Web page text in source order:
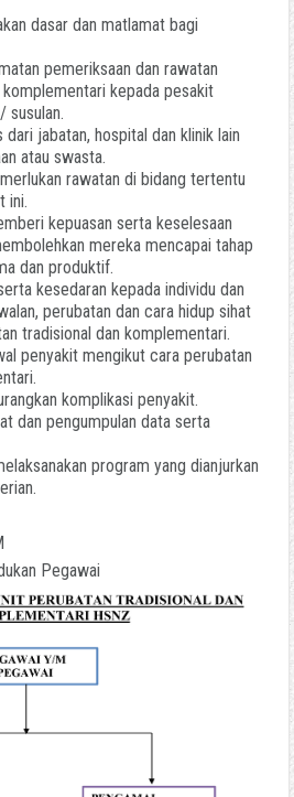
dasar dan matlamat bagi
pemeriksaan dan rawatan
kepada pesakit
susulan.
jabatan, hospital dan klinik lain
atau swasta.
rawatan di bidang tertentu
ini.
kepuasan serta keselesaan
mereka mencapai tahap
dan produktif.
kesedaran kepada individu dan
perubatan dan cara hidup sihat
tradisional dan komplementari.
penyakit mengikut cara perubatan
komplikasi penyakit.
dan pengumpulan data serta
program yang dianjurkan
Pegawai